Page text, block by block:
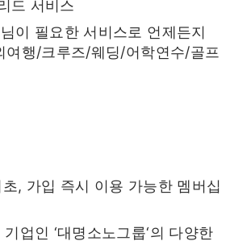
드 서비스
이 필요한 서비스로 언제든지
여행/크루즈/웨딩/어학연수/골프
, 가입 즉시 이용 가능한 멤버십
업인 ‘대명소노그룹‘의 다양한